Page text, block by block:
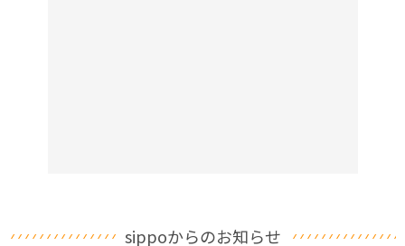
sippoからのお知らせ